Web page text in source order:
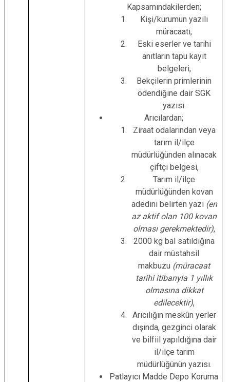
Kapsamındakilerden;
Kişi/kurumun yazılı
müracaatı,
Eski eserler ve tarihi
anıtların tapu kayıt
belgeleri,
Bekçilerin primlerinin
ödendiğine dair SGK
yazısı.
Arıcılardan;
Ziraat odalarından veya
tarım il/ilçe
müdürlüğünden alınacak
çiftçi belgesi,
Tarım il/ilçe
müdürlüğünden kovan
adedini belirten yazı (en
az aktif olan 100 kovan
olması gerekmektedir),
2000 kg bal satıldığına
dair müstahsil
makbuzu (müracaat
tarihi itibarıyla 1 yıllık
olmasına dikkat
edilecektir),
Arıcılığın meskûn yerler
dışında, gezginci olarak
ve bilfiil yapıldığına dair
il/ilçe tarım
müdürlüğünün yazısı.
Patlayıcı Madde Depo Koruma